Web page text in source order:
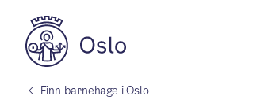
Finn barnehage i Oslo